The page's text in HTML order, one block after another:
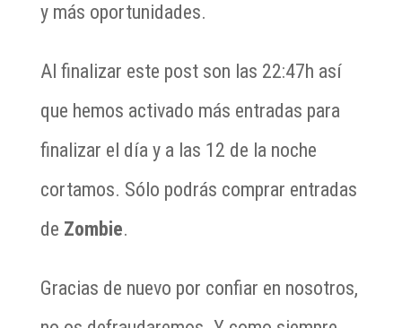
y más oportunidades.
Al finalizar este post son las 22:47h así
que hemos activado más entradas para
finalizar el día y a las 12 de la noche
cortamos. Sólo podrás comprar entradas
de Zombie.
Gracias de nuevo por confiar en nosotros,